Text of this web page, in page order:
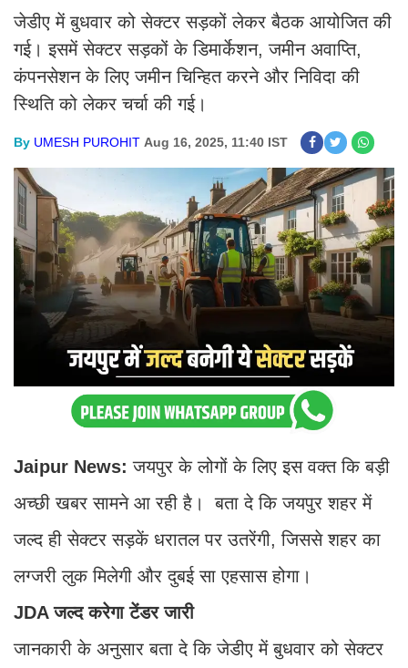
जेडीए में बुधवार को सेक्टर सड़कों लेकर बैठक आयोजित की
गई। इसमें सेक्टर सड़कों के डिमार्केशन, जमीन अवाप्ति,
कंपनसेशन के लिए जमीन चिन्हित करने और निविदा की
स्थिति को लेकर चर्चा की गई।
By UMESH PUROHIT Aug 16, 2025, 11:40 IST
Jaipur News: जयपुर के लोगों के लिए इस वक्त कि बड़ी
अच्छी खबर सामने आ रही है। बता दे कि जयपुर शहर में
जल्द ही सेक्टर सड़कें धरातल पर उतरेंगी, जिससे शहर का
लग्जरी लुक मिलेगी और दुबई सा एहसास होगा।
JDA जल्द करेगा टेंडर जारी
जानकारी के अनुसार बता दे कि जेडीए में बुधवार को सेक्टर